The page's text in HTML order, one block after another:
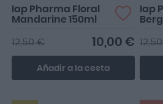
Iap Pharma Floral
Mandarine 150ml
10,00 €
12,50 €
Añadir a la cesta
Iap